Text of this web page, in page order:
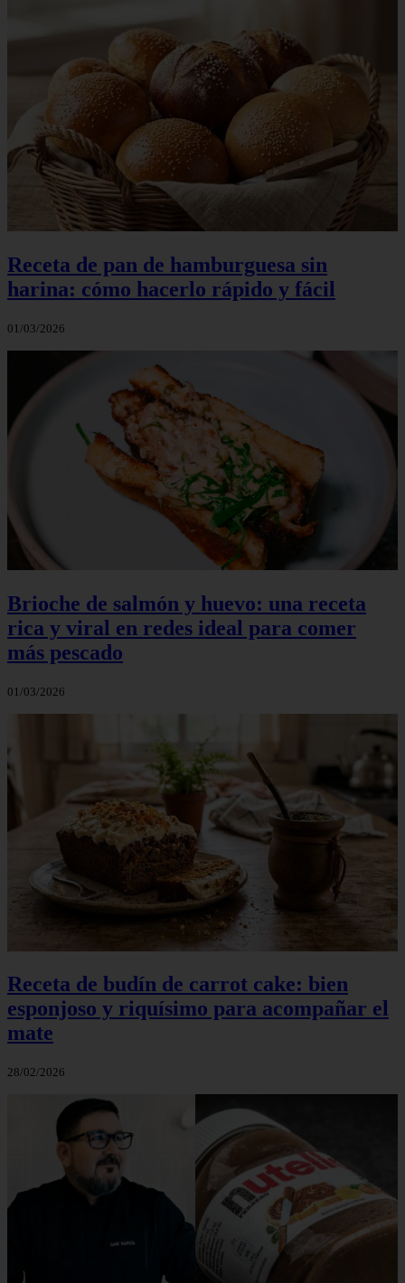
Receta de pan de hamburguesa sin
harina: cómo hacerlo rápido y fácil
01/03/2026
Brioche de salmón y huevo: una receta
rica y viral en redes ideal para comer
más pescado
01/03/2026
Receta de budín de carrot cake: bien
esponjoso y riquísimo para acompañar el
mate
28/02/2026